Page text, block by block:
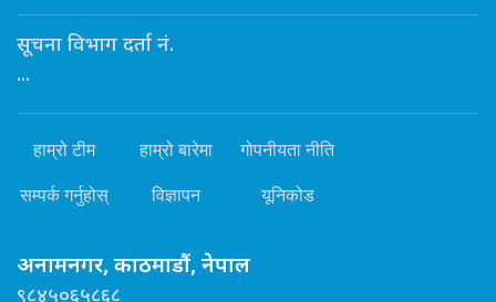
सूचना विभाग दर्ता नं.
...
हाम्रो टीम हाम्रो बारेमा गोपनीयता नीति
सम्पर्क गर्नुहोस् विज्ञापन यूनिकोड
अनामनगर, काठमाडौं, नेपाल
९८४५०६५८६८